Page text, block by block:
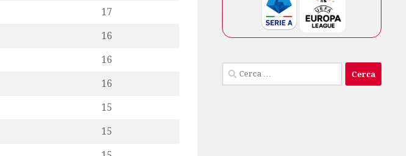
17
16
16
16
15
15
Ricerca
per: